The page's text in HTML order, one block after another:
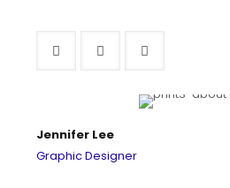
Jennifer Lee
Graphic Designer